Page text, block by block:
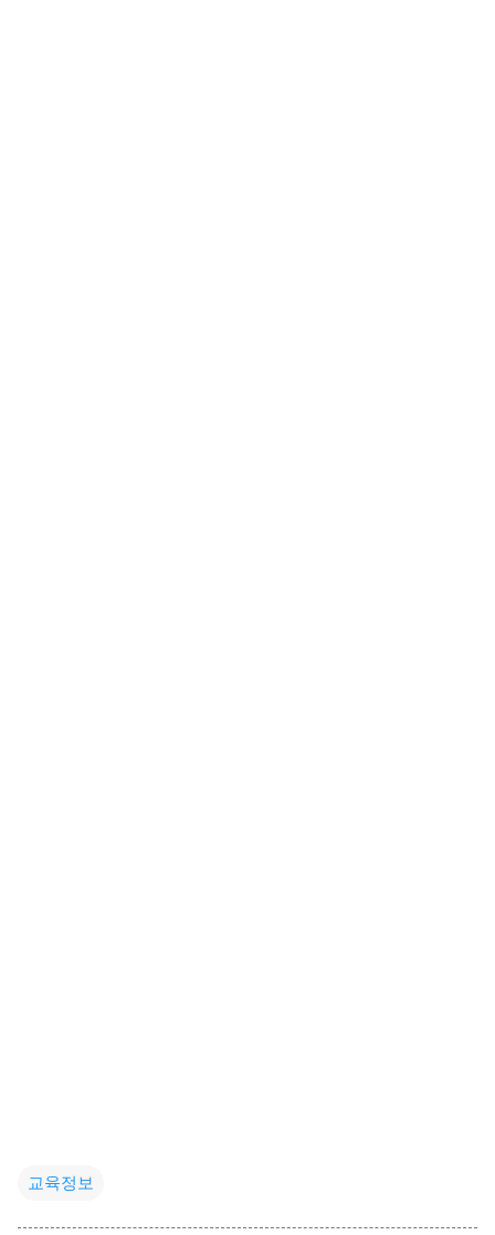
교육정보